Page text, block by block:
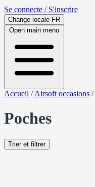
Se connecte / S'inscrire
Change locale FR
Open main menu
Accueil /Airsoft occasions /
Poches
Trier et filtrer